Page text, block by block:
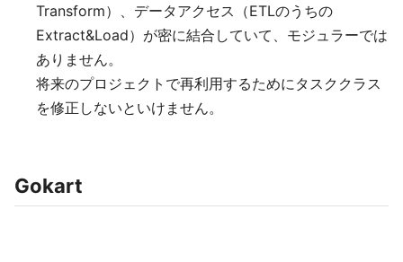
Transform）、データアクセス（ETLのうちの
Extract&Load）が密に結合していて、モジュラーでは
ありません。
将来のプロジェクトで再利用するためにタスククラス
を修正しないといけません。
Gokart